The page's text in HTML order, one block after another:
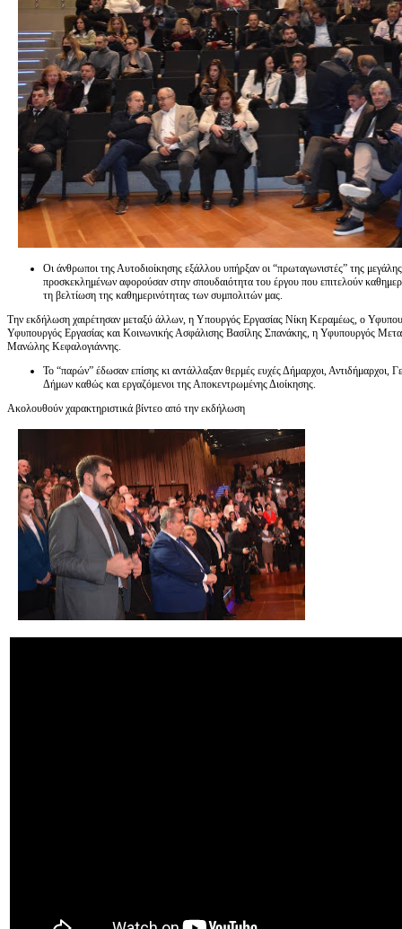
Οι άνθρωποι της Αυτοδιοίκησης εξάλλου υπήρξαν οι “πρωταγωνιστές” της
προσκεκλημένων αφορούσαν στην σπουδαιότητα του έργου που επιτελούν
τη βελτίωση της καθημερινότητας των συμπολιτών μας.
Την εκδήλωση χαιρέτησαν μεταξύ άλλων, η Υπουργός Εργασίας Νίκη Κεραμέως, ο
Υφυπουργός Εργασίας και Κοινωνικής Ασφάλισης Βασίλης Σπανάκης, η Υφυπουργός
Μανώλης Κεφαλογιάννης.
Το “παρών” έδωσαν επίσης κι αντάλλαξαν θερμές ευχές Δήμαρχοι, Αντιδήμαρχοι,
Δήμων καθώς και εργαζόμενοι της Αποκεντρωμένης Διοίκησης.
Ακολουθούν χαρακτηριστικά βίντεο από την εκδήλωση